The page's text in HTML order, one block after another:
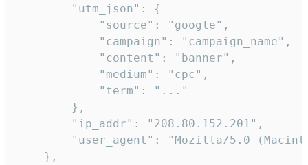
        "utm_json": {
            "source": "google",
            "campaign": "campaign_name",
            "content": "banner",
            "medium": "cpc",
            "term": "..."
        },
        "ip_addr": "208.80.152.201",
"user_agent": "Mozilla/5.0
    },